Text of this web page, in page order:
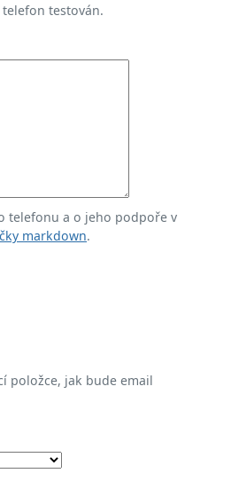
testován.
telefonu a o jeho podpoře v
markdown.
položce, jak bude email